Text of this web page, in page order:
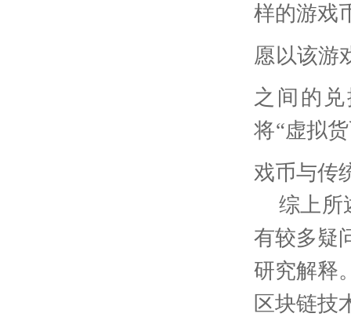
样的游戏
愿以该游
之间的
将“虚拟
戏币与传
综上所
有较多疑
研究解释
区块链技